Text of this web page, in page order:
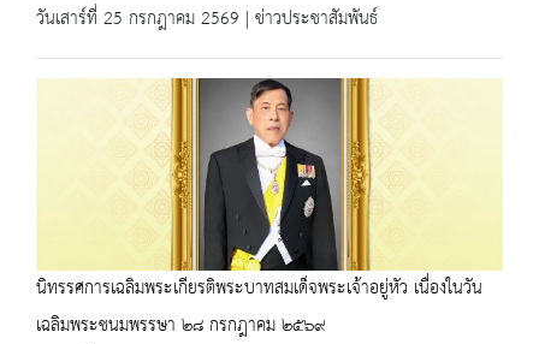
วันเสาร์ที่ 25 กรกฎาคม 2569 | ข่าวประชาสัมพันธ์
นิทรรศการเฉลิมพระเกียรติพระบาทสมเด็จพระเจ้าอยู่หัว เนื่องในวัน
เฉลิมพระชนมพรรษา ๒๘ กรกฎาคม ๒๕๖๙